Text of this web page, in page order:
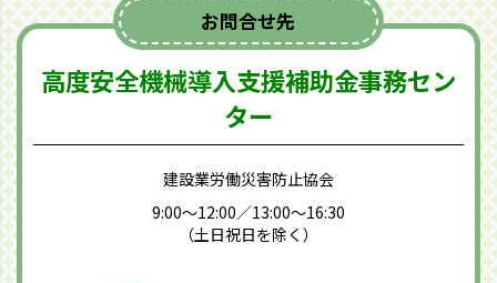
お問合せ先
高度安全機械導入支援補助金事務セン
ター
建設業労働災害防止協会
9:00～12:00／13:00～16:30
（土日祝日を除く）